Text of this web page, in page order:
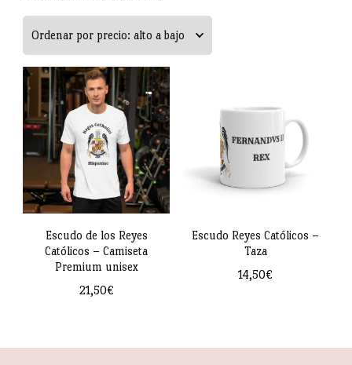
por
precio:
alto
a
bajo
Escudo de los Reyes
Católicos – Camiseta
Premium unisex
21,50€
Escudo Reyes Católicos –
Taza
14,50€